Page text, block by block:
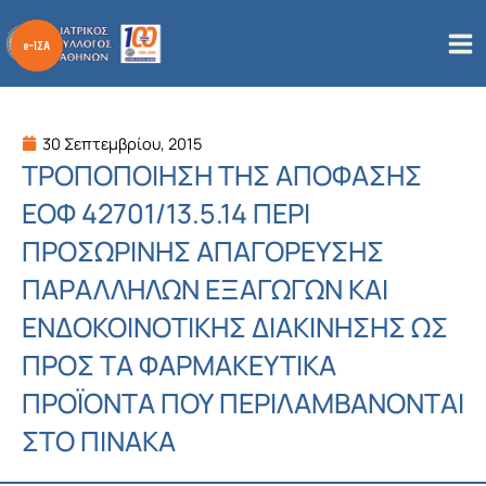
στο
περιεχόμενο
30 Σεπτεμβρίου, 2015
TΡΟΠΟΠΟΙΗΣΗ ΤΗΣ ΑΠΟΦΑΣΗΣ
ΕΟΦ 42701/13.5.14 ΠΕΡΙ
ΠΡΟΣΩΡΙΝΗΣ ΑΠΑΓΟΡΕΥΣΗΣ
ΠΑΡΑΛΛΗΛΩΝ ΕΞΑΓΩΓΩΝ ΚΑΙ
ΕΝΔΟΚΟΙΝΟΤΙΚΗΣ ΔΙΑΚΙΝΗΣΗΣ ΩΣ
ΠΡΟΣ ΤΑ ΦΑΡΜΑΚΕΥΤΙΚΑ
ΠΡΟΪΟΝΤΑ ΠΟΥ ΠΕΡΙΛΑΜΒΑΝΟΝΤΑΙ
ΣΤΟ ΠΙΝΑΚΑ